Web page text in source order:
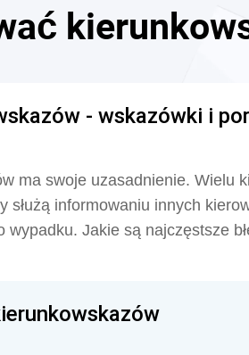
- wskazówki i
ma swoje uzasadnienie. Wielu
służą informowaniu innych
Jakie są najczęstsze